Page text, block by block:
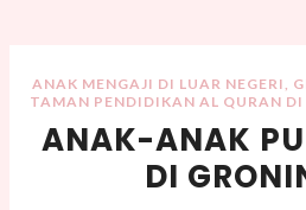
ANAK MENGAJI DI LUAR NEGERI
TAMAN PENDIDIKAN AL QURAN DI
ANAK-ANAK
DI